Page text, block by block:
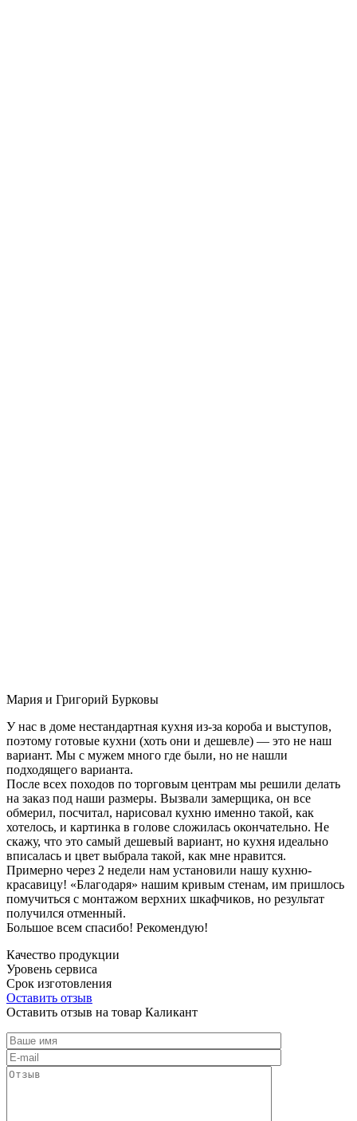
Мария и Григорий Бурковы
У нас в доме нестандартная кухня из-за короба и выступов,
поэтому готовые кухни (хоть они и дешевле) — это не наш
вариант. Мы с мужем много где были, но не нашли
подходящего варианта.
После всех походов по торговым центрам мы решили делать
на заказ под наши размеры. Вызвали замерщика, он все
обмерил, посчитал, нарисовал кухню именно такой, как
хотелось, и картинка в голове сложилась окончательно. Не
скажу, что это самый дешевый вариант, но кухня идеально
вписалась и цвет выбрала такой, как мне нравится.
Примерно через 2 недели нам установили нашу кухню-
красавицу! «Благодаря» нашим кривым стенам, им пришлось
помучиться с монтажом верхних шкафчиков, но результат
получился отменный.
Большое всем спасибо! Рекомендую!
Качество продукции
Уровень сервиса
Срок изготовления
Оставить отзыв
Оставить отзыв на товар Каликант